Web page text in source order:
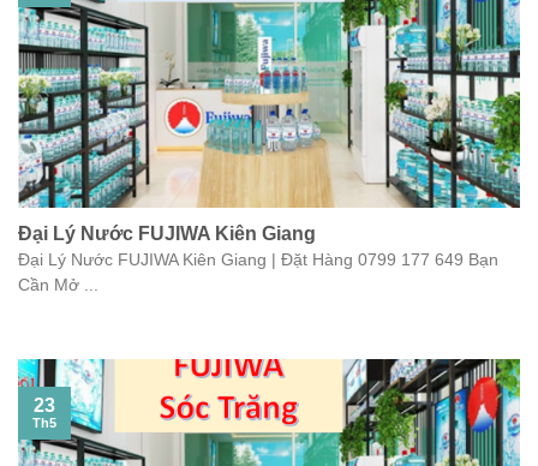
Đại Lý Nước FUJIWA Kiên Giang
Đại Lý Nước FUJIWA Kiên Giang | Đặt Hàng 0799 177 649 Bạn
Cần Mở ...
23
Th5